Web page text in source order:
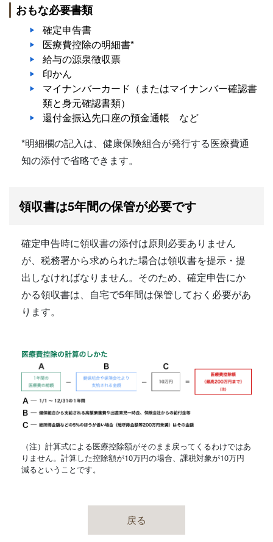
おもな必要書類
確定申告書
医療費控除の明細書*
給与の源泉徴収票
印かん
マイナンバーカード（またはマイナンバー確認書
類と身元確認書類）
還付金振込先口座の預金通帳 など
*明細欄の記入は、健康保険組合が発行する医療費通
知の添付で省略できます。
領収書は5年間の保管が必要です
確定申告時に領収書の添付は原則必要ありません
が、税務署から求められた場合は領収書を提示・提
出しなければなりません。そのため、確定申告にか
かる領収書は、自宅で5年間は保管しておく必要があ
ります。
（注）計算式による医療控除額がそのまま戻ってくるわけではあ
りません。計算した控除額が10万円の場合、課税対象が10万円
減るということです。
戻る